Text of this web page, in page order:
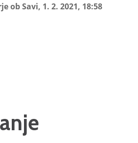
ob Savi, 1. 2. 2021, 18:58